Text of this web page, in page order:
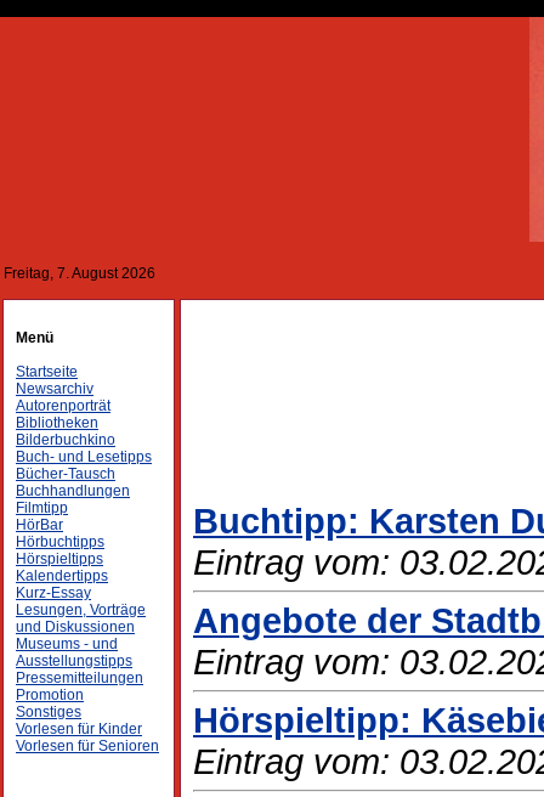
Freitag, 7. August 2026
Menü
Startseite
Newsarchiv
Autorenporträt
Bibliotheken
Bilderbuchkino
Buch- und Lesetipps
Bücher-Tausch
Buchhandlungen
Filmtipp
HörBar
Hörbuchtipps
Hörspieltipps
Kalendertipps
Kurz-Essay
Lesungen, Vorträge
und Diskussionen
Museums - und
Ausstellungstipps
Pressemitteilungen
Promotion
Sonstiges
Vorlesen für Kinder
Vorlesen für Senioren
Buchtipp: Karsten
Eintrag vom:
Angebote der
Eintrag vom:
Hörspieltipp:
Eintrag vom: